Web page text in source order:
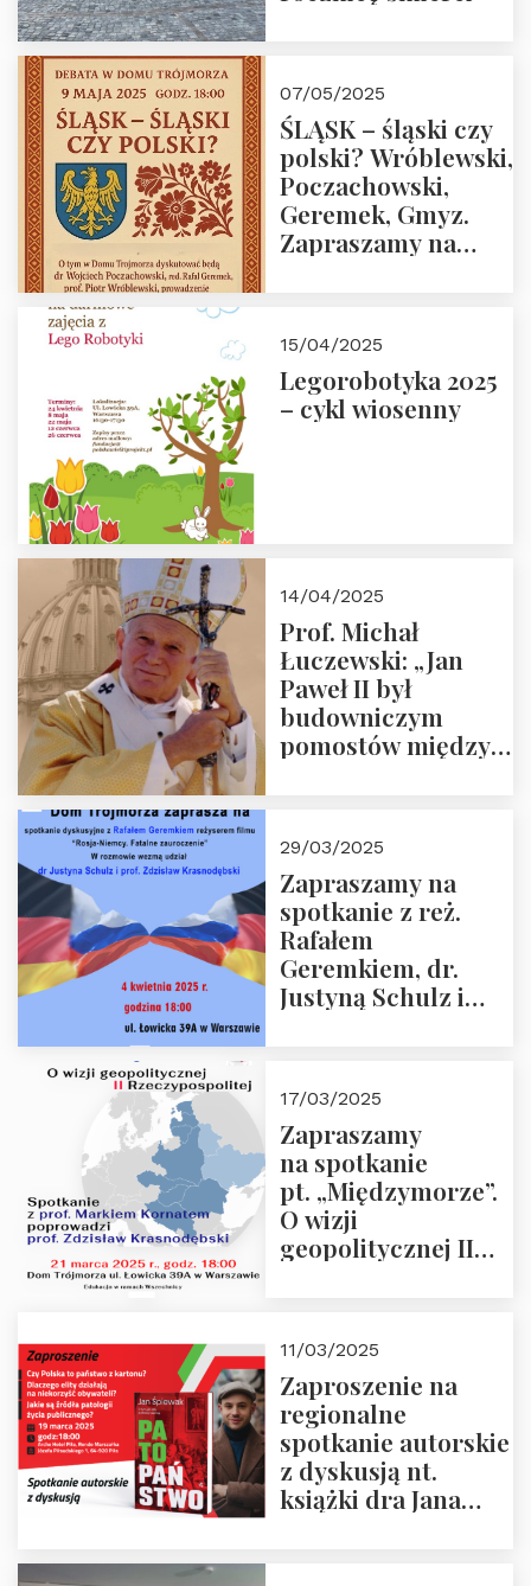
07/05/2025
ŚLĄSK – śląski czy
polski? Wróblewski,
Poczachowski,
Geremek, Gmyz.
Zapraszamy na
Trójmorza.
15/04/2025
Legorobotyka 2025
– cykl wiosenny
14/04/2025
Prof. Michał
Łuczewski: „Jan
Paweł II był
budowniczym
pomostów między
29/03/2025
Zapraszamy na
spotkanie z reż.
Rafałem
Geremkiem, dr.
Justyną Schulz i
“Rosja-Niemcy…”
17/03/2025
Zapraszamy
na spotkanie
pt. „Międzymorze”.
O wizji
geopolitycznej II
i prof.
Krasnodębski
11/03/2025
Zaproszenie na
regionalne
spotkanie autorskie
z dyskusją nt.
książki dra Jana